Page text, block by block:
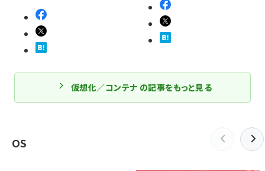
仮想化／コンテナ の記事をもっと見る
OS